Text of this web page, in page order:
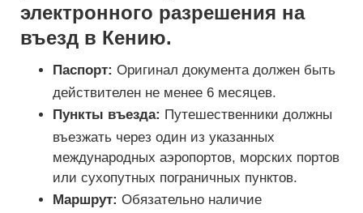
электронного разрешения на
въезд в Кению.
Паспорт: Оригинал документа должен быть
действителен не менее 6 месяцев.
Пункты въезда: Путешественники должны
въезжать через один из указанных
международных аэропортов, морских портов
или сухопутных пограничных пунктов.
Маршрут: Обязательно наличие